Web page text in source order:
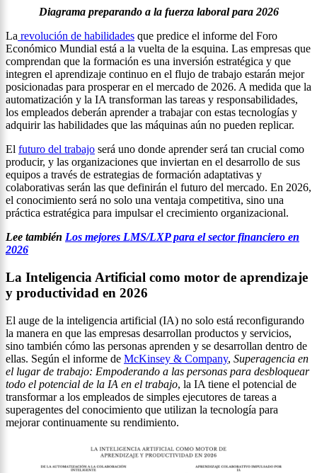
Diagrama preparando a la fuerza laboral para 2026
La revolución de habilidades que predice el informe del Foro
Económico Mundial está a la vuelta de la esquina. Las empresas que
comprendan que la formación es una inversión estratégica y que
integren el aprendizaje continuo en el flujo de trabajo estarán mejor
posicionadas para prosperar en el mercado de 2026. A medida que la
automatización y la IA transforman las tareas y responsabilidades,
los empleados deberán aprender a trabajar con estas tecnologías y
adquirir las habilidades que las máquinas aún no pueden replicar.
El futuro del trabajo será uno donde aprender será tan crucial como
producir, y las organizaciones que inviertan en el desarrollo de sus
equipos a través de estrategias de formación adaptativas y
colaborativas serán las que definirán el futuro del mercado. En 2026,
el conocimiento será no solo una ventaja competitiva, sino una
práctica estratégica para impulsar el crecimiento organizacional.
Lee también Los mejores LMS/LXP para el sector financiero en
2026
La Inteligencia Artificial como motor de aprendizaje
y productividad en 2026
El auge de la inteligencia artificial (IA) no solo está reconfigurando
la manera en que las empresas desarrollan productos y servicios,
sino también cómo las personas aprenden y se desarrollan dentro de
ellas. Según el informe de McKinsey & Company, Superagencia en
el lugar de trabajo: Empoderando a las personas para desbloquear
todo el potencial de la IA en el trabajo, la IA tiene el potencial de
transformar a los empleados de simples ejecutores de tareas a
superagentes del conocimiento que utilizan la tecnología para
mejorar continuamente su rendimiento.